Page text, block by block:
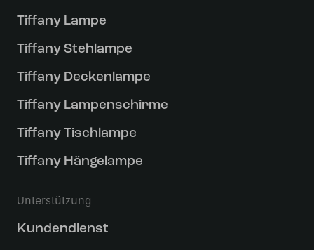
Tiffany Lampe
Tiffany Stehlampe
Tiffany Deckenlampe
Tiffany Lampenschirme
Tiffany Tischlampe
Tiffany Hängelampe
Unterstützung
Kundendienst